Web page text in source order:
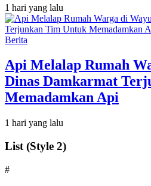
1 hari yang lalu
Berita
Api Melalap Rumah
Dinas Damkarmat
Memadamkan Api
1 hari yang lalu
List (Style 2)
#